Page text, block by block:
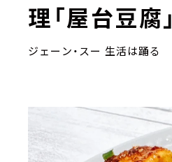
理「屋台豆腐
ジェーン・スー 生活は踊る